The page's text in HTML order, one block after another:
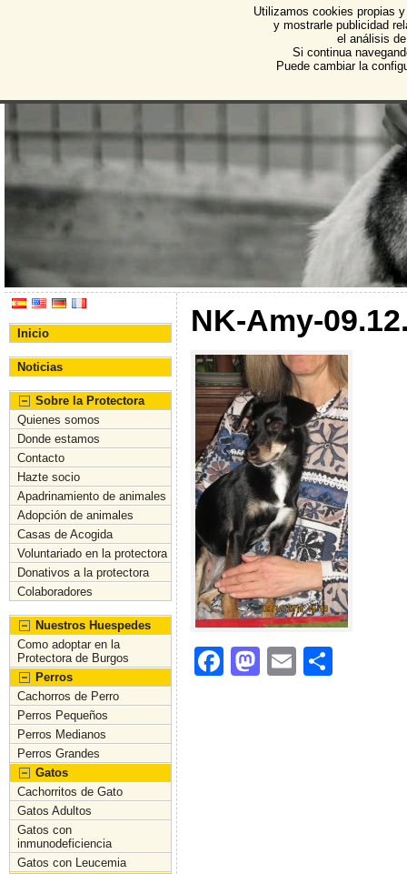
Protectora de Animales
Asociación Protectora de Animales y Plantas de
Inicio
Noticias
Sobre la Protectora
Quienes somos
Donde estamos
Contacto
Hazte socio
Apadrinamiento de animales
Adopción de animales
Casas de Acogida
Voluntariado en la protectora
Donativos a la protectora
Colaboradores
Nuestros Huespedes
Como adoptar en la
Protectora de Burgos
Perros
Cachorros de Perro
Perros Pequeños
Perros Medianos
Perros Grandes
Gatos
Cachorritos de Gato
Gatos Adultos
Gatos con
inmunodeficiencia
Gatos con Leucemia
NK-Amy-
F
M
E
Utilizamos cookies propias
y mostrarle publicidad
el análisis
Si continua
Puede cambiar la